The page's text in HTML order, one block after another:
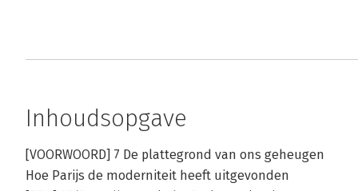
Inhoudsopgave
[VOORWOORD] 7 De plattegrond van ons geheugen
Hoe Parijs de moderniteit heeft uitgevonden